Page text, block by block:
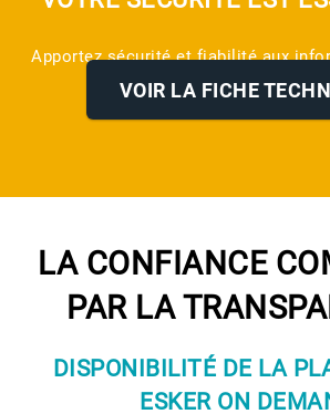
Apportez sécurité et fiabilité aux
entreprise
VOIR LA FICHE
LA CONFIANCE
PAR LA
DISPONIBILITÉ DE LA
ESKER ON